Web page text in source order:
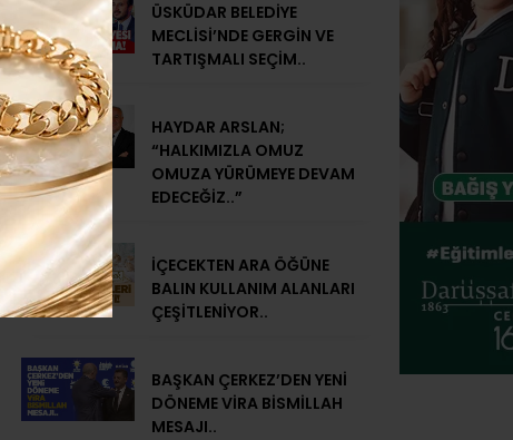
ÜSKÜDAR BELEDİYE
MECLİSİ’NDE GERGİN VE
TARTIŞMALI SEÇİM..
HAYDAR ARSLAN;
“HALKIMIZLA OMUZ
OMUZA YÜRÜMEYE DEVAM
EDECEĞİZ..”
İÇECEKTEN ARA ÖĞÜNE
BALIN KULLANIM ALANLARI
ÇEŞİTLENİYOR..
BAŞKAN ÇERKEZ’DEN YENİ
DÖNEME VİRA BİSMİLLAH
MESAJI..